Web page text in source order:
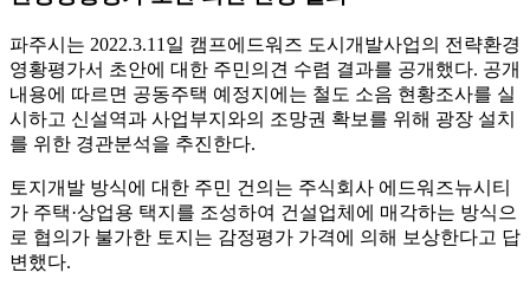
파주시는 2022.3.11일 캠프에드워즈 도시개발사업의 전략환경
영황평가서 초안에 대한 주민의견 수렴 결과를 공개했다. 공개
내용에 따르면 공동주택 예정지에는 철도 소음 현황조사를 실
시하고 신설역과 사업부지와의 조망권 확보를 위해 광장 설치
를 위한 경관분석을 추진한다.
토지개발 방식에 대한 주민 건의는 주식회사 에드워즈뉴시티
가 주택·상업용 택지를 조성하여 건설업체에 매각하는 방식으
로 협의가 불가한 토지는 감정평가 가격에 의해 보상한다고 답
변했다.